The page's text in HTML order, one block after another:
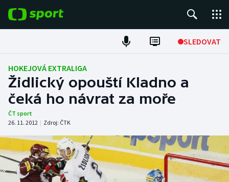
SLEDOVAT
Fotbal
Hokej
Tenis
Atletika
Cyklistika
HOKEJOVÁ EXTRALIGA
Židlický opouští Kladno a
čeká ho návrat za moře
ČT sport
26. 11. 2012 | Zdroj: ČTK